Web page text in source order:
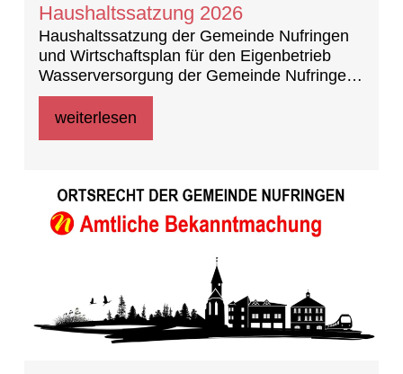
Haushaltssatzung 2026
Haushaltssatzung der Gemeinde Nufringen
und Wirtschaftsplan für den Eigenbetrieb
Wasserversorgung der Gemeinde Nufringen
für das Wirtschaftsjahr 2026
weiterlesen